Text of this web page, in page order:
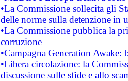
•La Commissione sollecita gli
delle norme sulla detenzione in
•La Commissione pubblica la
corruzione
•Campagna Generation
•Libera circolazione: la
discussione sulle sfide e allo